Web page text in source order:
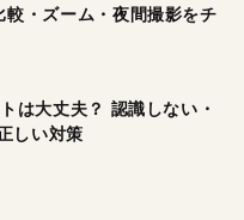
・ズーム・夜間撮影をチ
は大丈夫？ 認識しない・
しい対策